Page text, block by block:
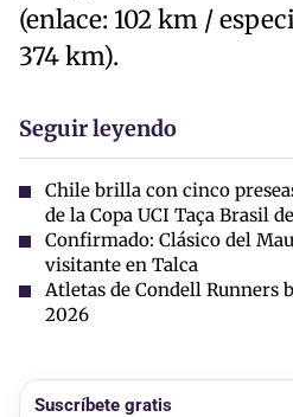
(enlace: 102 km /
374 km).
Seguir leyendo
Chile brilla con cinco
de la Copa UCI Taça Brasil
Confirmado: Clásico del
visitante en Talca
Atletas de Condell Runners
2026
Suscríbete gratis